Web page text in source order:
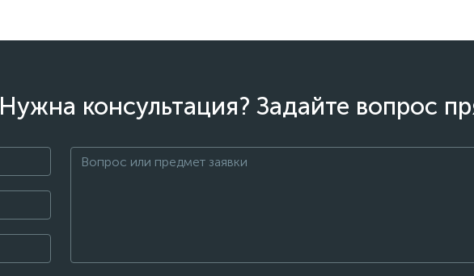
Нужна консультация? Задайте вопрос